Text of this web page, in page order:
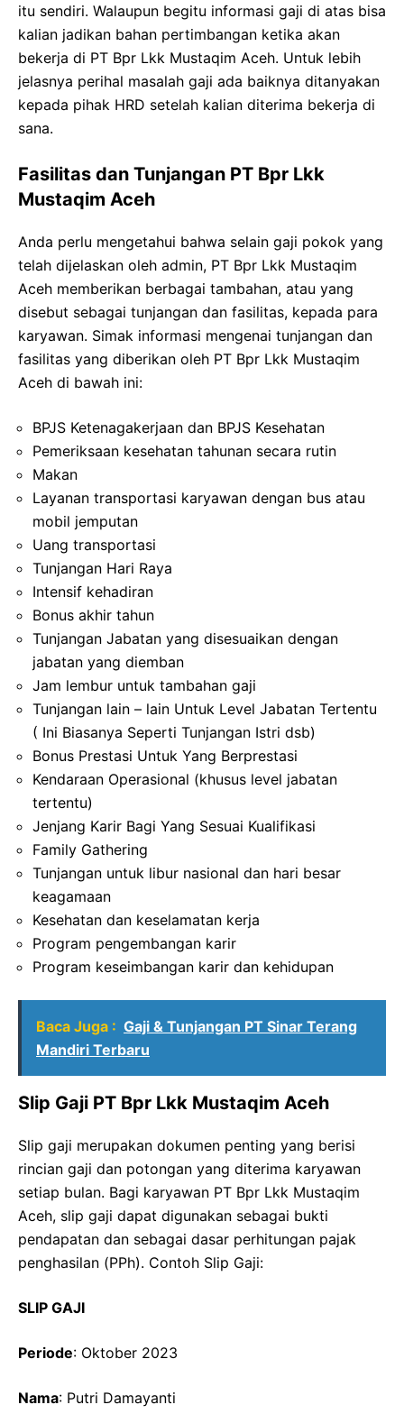
itu sendiri. Walaupun begitu informasi gaji di atas bisa
kalian jadikan bahan pertimbangan ketika akan
bekerja di PT Bpr Lkk Mustaqim Aceh. Untuk lebih
jelasnya perihal masalah gaji ada baiknya ditanyakan
kepada pihak HRD setelah kalian diterima bekerja di
sana.
Fasilitas dan Tunjangan PT Bpr Lkk
Mustaqim Aceh
Anda perlu mengetahui bahwa selain gaji pokok yang
telah dijelaskan oleh admin, PT Bpr Lkk Mustaqim
Aceh memberikan berbagai tambahan, atau yang
disebut sebagai tunjangan dan fasilitas, kepada para
karyawan. Simak informasi mengenai tunjangan dan
fasilitas yang diberikan oleh PT Bpr Lkk Mustaqim
Aceh di bawah ini:
BPJS Ketenagakerjaan dan BPJS Kesehatan
Pemeriksaan kesehatan tahunan secara rutin
Makan
Layanan transportasi karyawan dengan bus atau
mobil jemputan
Uang transportasi
Tunjangan Hari Raya
Intensif kehadiran
Bonus akhir tahun
Tunjangan Jabatan yang disesuaikan dengan
jabatan yang diemban
Jam lembur untuk tambahan gaji
Tunjangan lain – lain Untuk Level Jabatan Tertentu
( Ini Biasanya Seperti Tunjangan Istri dsb)
Bonus Prestasi Untuk Yang Berprestasi
Kendaraan Operasional (khusus level jabatan
tertentu)
Jenjang Karir Bagi Yang Sesuai Kualifikasi
Family Gathering
Tunjangan untuk libur nasional dan hari besar
keagamaan
Kesehatan dan keselamatan kerja
Program pengembangan karir
Program keseimbangan karir dan kehidupan
Baca Juga : Gaji & Tunjangan PT Sinar Terang
Mandiri Terbaru
Slip Gaji PT Bpr Lkk Mustaqim Aceh
Slip gaji merupakan dokumen penting yang berisi
rincian gaji dan potongan yang diterima karyawan
setiap bulan. Bagi karyawan PT Bpr Lkk Mustaqim
Aceh, slip gaji dapat digunakan sebagai bukti
pendapatan dan sebagai dasar perhitungan pajak
penghasilan (PPh). Contoh Slip Gaji:
SLIP GAJI
Periode: Oktober 2023
Nama: Putri Damayanti